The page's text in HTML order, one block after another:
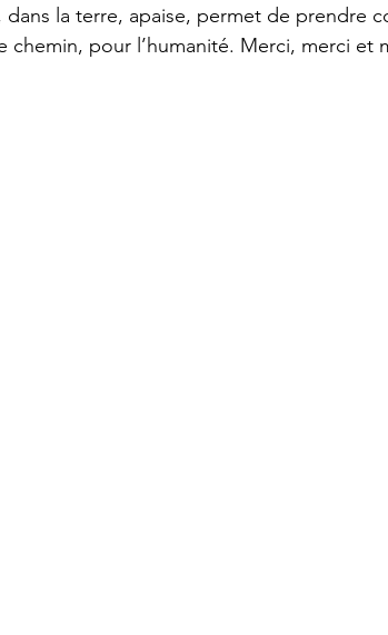
dans la terre, apaise, permet de prendre
chemin, pour l’humanité. Merci, merci et